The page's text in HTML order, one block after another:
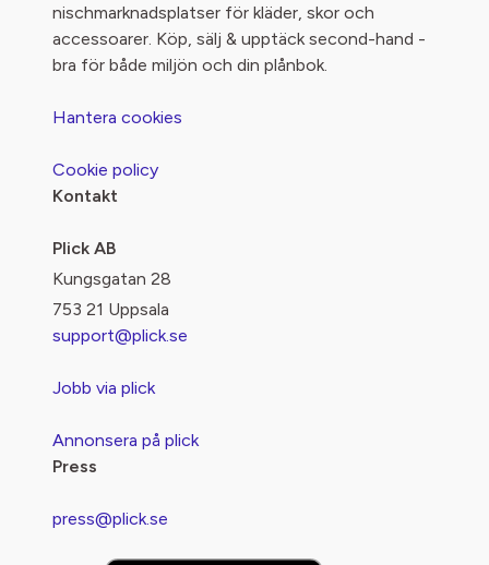
nischmarknadsplatser för kläder, skor och
accessoarer. Köp, sälj & upptäck second-hand -
bra för både miljön och din plånbok.
Hantera cookies
Cookie policy
Kontakt
Plick AB
Kungsgatan 28
753 21 Uppsala
support@plick.se
Jobb via plick
Annonsera på plick
Press
press@plick.se